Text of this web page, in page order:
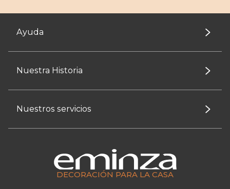
Ayuda
Nuestra Historia
Nuestros servicios
DECORACIÓN PARA LA CASA